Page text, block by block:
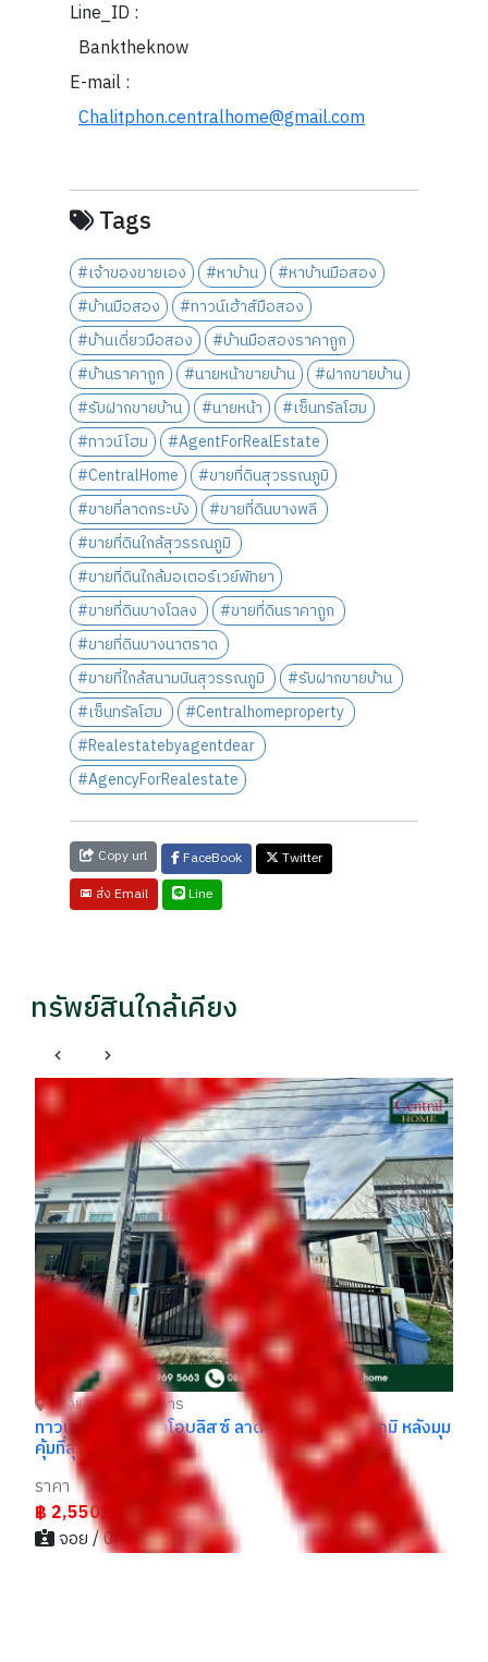
Line_ID :
Banktheknow
E-mail :
Chalitphon.centralhome@gmail.com
Tags
#เจ้าของขายเอง #หาบ้าน
#หาบ้านมือสอง
#บ้านมือสอง
#ทาวน์เฮ้าส์มือสอง
#บ้านเดี่ยวมือสอง
#บ้านมือสองราคาถูก
#บ้านราคาถูก
#นายหน้าขายบ้าน
#ฝากขายบ้าน
#รับฝากขายบ้าน
#นายหน้า
#เซ็นทรัลโฮม
#ทาวน์โฮม
#AgentForRealEstate
#CentralHome
#ขายที่ดินสุวรรณภูมิ
#ขายที่ลาดกระบัง
#ขายที่ดินบางพลี
#ขายที่ดินใกล้สุวรรณภูมิ
#ขายที่ดินใกล้มอเตอร์เวย์พัทยา
#ขายที่ดินบางโฉลง
#ขายที่ดินราคาถูก
#ขายที่ดินบางนาตราด
#ขายที่ใกล้สนามบินสุวรรณภูมิ
#รับฝากขายบ้าน
#เซ็นทรัลโฮม
#Centralhomeproperty
#Realestatebyagentdear
#AgencyForRealestate
Copy url FaceBook
Twitter
ส่ง Email
Line
ทรัพย์สินใกล้เคียง
บางพลี สมุทรปราการ
ทาวน์เฮ้าส์ ลลิล ไลโอบลิสซ์ ลาดกระบัง-สุวรรณภูมิ หลังมุม
คุ้มที่สุด
ราคา
฿ 2,550,000
จอย / 061xxxxx41